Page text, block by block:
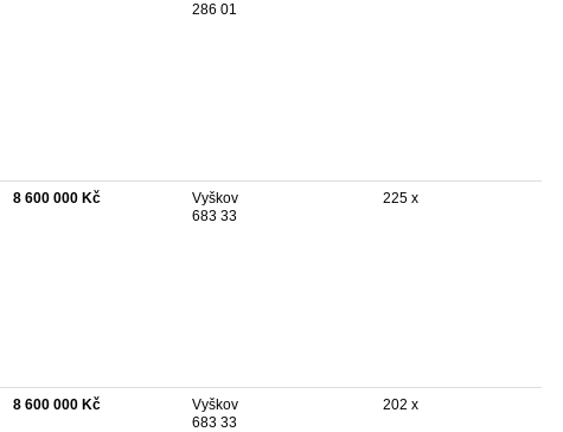
286 01
8 600 000 Kč
Vyškov
683 33
225 x
8 600 000 Kč
Vyškov
683 33
202 x